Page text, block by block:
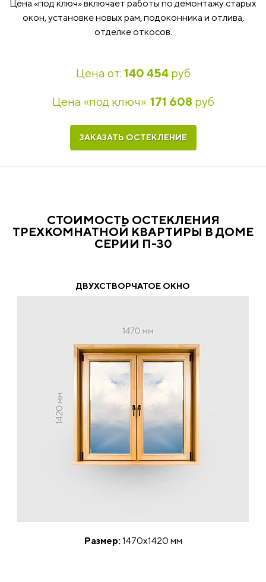
Цена «под ключ» включает работы по демонтажу старых
окон, установке новых рам, подоконника и отлива,
отделке откосов.
Цена от: 140 454руб
Цена «под ключ»: 171 608 руб
ЗАКАЗАТЬ ОСТЕКЛЕНИЕ
СТОИМОСТЬ ОСТЕКЛЕНИЯ
ТРЕХКОМНАТНОЙ КВАРТИРЫ В ДОМЕ
СЕРИИ П-30
ДВУХСТВОРЧАТОЕ ОКНО
Размер: 1470х1420 мм